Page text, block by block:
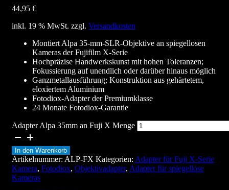
44,95 €
inkl. 19 % MwSt. zzgl. Versandkosten
Montiert Alpa 35-mm-SLR-Objektive an spiegellosen
Kameras der Fujifilm X-Serie
Hochpräzise Handwerkskunst mit hohen Toleranzen;
Fokussierung auf unendlich oder darüber hinaus möglich
Ganzmetallausführung; Konstruktion aus gehärtetem,
eloxiertem Aluminium
Fotodiox-Adapter der Premiumklasse
24 Monate Fotodiox-Garantie
Adapter Alpa 35mm an Fuji X Menge
In den Warenkorb
Artikelnummer: ALP-FX Kategorien: Adapter für Fuji X-Serie
Kamera, Fotodiox, Objektivadapter, Adapter für spiegellose
Kameras